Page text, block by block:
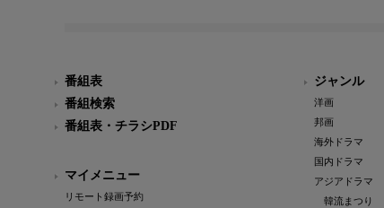
番組表
番組検索
番組表・チラシPDF
マイメニュー
リモート録画予約
ジャンル
洋画
邦画
海外ドラマ
国内ドラマ
アジアドラマ
韓流まつり